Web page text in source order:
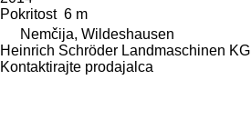
Pokritost 6 m
Nemčija, Wildeshausen
Heinrich Schröder Landmaschinen KG
Kontaktirajte prodajalca